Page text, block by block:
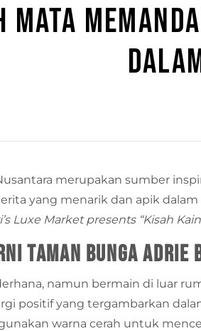
MATA
merupakan sumber
yang menarik dan apik
Luxe Market presents “Kisah
Taman Bunga Adrie
namun bermain di luar
positif yang tergambarkan
warna cerah untuk